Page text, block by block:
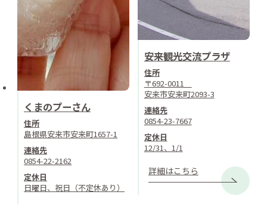
くまのプーさん
住所
島根県安来市安来町1657-1
連絡先
0854-22-2162
定休日
日曜日、祝日（不定休あり）
安来観光交流プラザ
住所
〒692-0011
安来市安来町2093-3
連絡先
0854-23-7667
定休日
12/31、1/1
詳細はこちら